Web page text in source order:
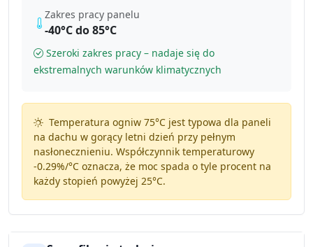
Zakres pracy panelu
-40°C do 85°C
Szeroki zakres pracy – nadaje się do
ekstremalnych warunków klimatycznych
Temperatura ogniw 75°C jest typowa dla paneli
na dachu w gorący letni dzień przy pełnym
nasłonecznieniu. Współczynnik temperaturowy
-0.29%/°Coznacza, że moc spada o tyle procent na
każdy stopień powyżej 25°C.